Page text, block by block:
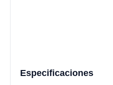
Especificaciones